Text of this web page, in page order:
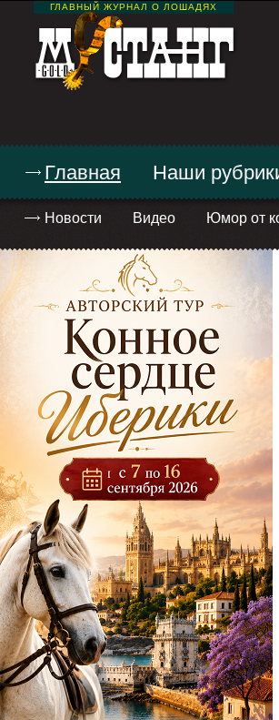
ГЛАВНЫЙ ЖУРНАЛ О ЛОШАДЯХ
Главная
Новости Видео Юмор от
Наши